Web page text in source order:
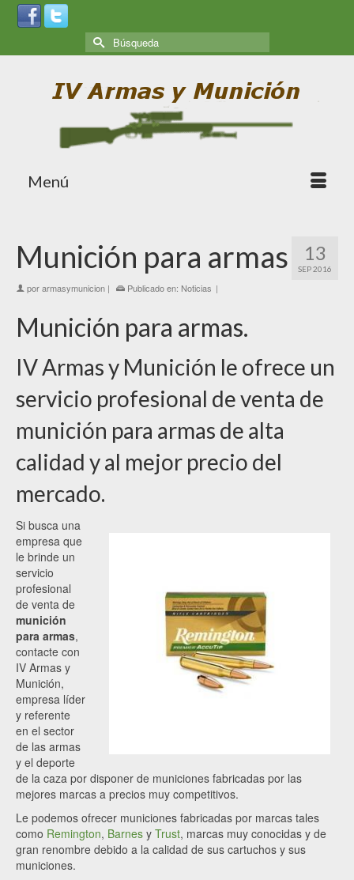
Menú
13
SEP 2016
Munición para armas
porarmasymunicion | Publicado en: Noticias |
Munición para armas.
IV Armas y Munición le ofrece un
servicio profesional de venta de
munición para armas de alta
calidad y al mejor precio del
mercado.
Si busca una
empresa que
le brinde un
servicio
profesional
de venta de
munición
para armas,
contacte con
IV Armas y
Munición,
empresa líder
y referente
en el sector
de las armas
y el deporte
de la caza por disponer de municiones fabricadas por las
mejores marcas a precios muy competitivos.
Le podemos ofrecer municiones fabricadas por marcas tales
como Remington, Barnes y Trust, marcas muy conocidas y de
gran renombre debido a la calidad de sus cartuchos y sus
municiones.